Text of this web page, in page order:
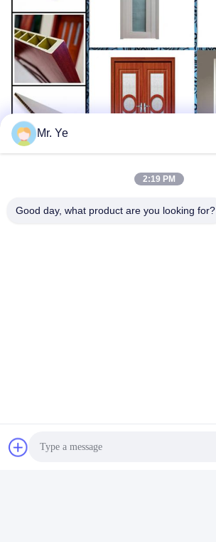
Mr. Ye
2:19 PM
Good day, what product are you looking for?